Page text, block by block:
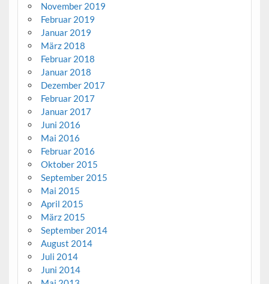
November 2019
Februar 2019
Januar 2019
März 2018
Februar 2018
Januar 2018
Dezember 2017
Februar 2017
Januar 2017
Juni 2016
Mai 2016
Februar 2016
Oktober 2015
September 2015
Mai 2015
April 2015
März 2015
September 2014
August 2014
Juli 2014
Juni 2014